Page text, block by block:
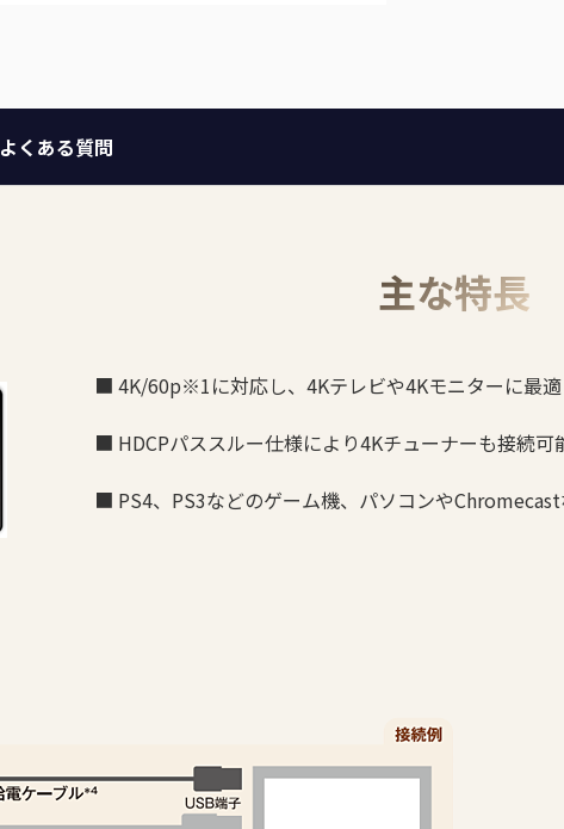
よくある質問
主な特長
■ 4K/60p※1に対応し、4Kテレビや4Kモニターに最適
■ HDCPパススルー仕様により4Kチューナーも接続
■ PS4、PS3などのゲーム機、パソコンや